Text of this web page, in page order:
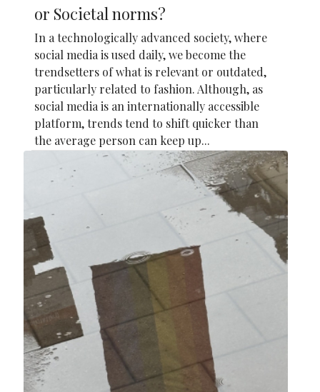
or Societal norms?
In a technologically advanced society, where
social media is used daily, we become the
trendsetters of what is relevant or outdated,
particularly related to fashion. Although, as
social media is an internationally accessible
platform, trends tend to shift quicker than
the average person can keep up...